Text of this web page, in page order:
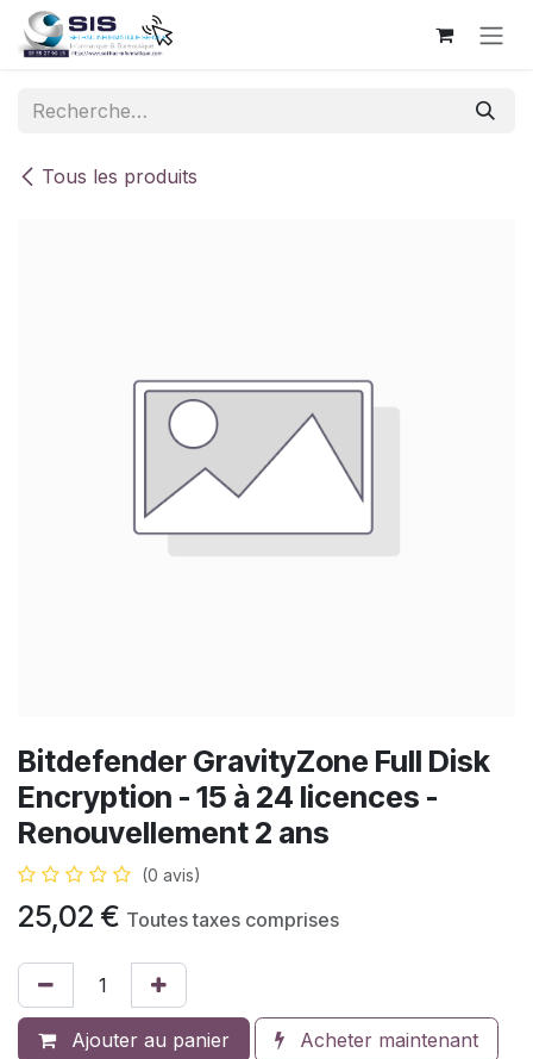
Se rendre au contenu
Tous les produits
Bitdefender GravityZone Full Disk
Encryption - 15 à 24 licences -
Renouvellement 2 ans
(0 avis)
25,02 € Toutes taxes comprises
Ajouter au panier Acheter maintenant